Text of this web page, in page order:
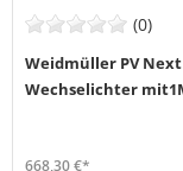
(0)
Weidmüller PV
Wechselichter
668,30 €*